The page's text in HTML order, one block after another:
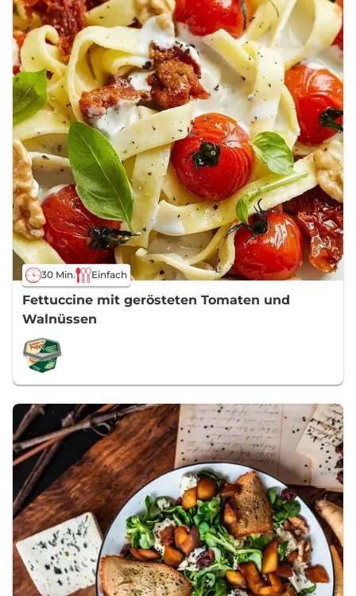
30 Min. Einfach
Fettuccine mit gerösteten Tomaten und
Walnüssen